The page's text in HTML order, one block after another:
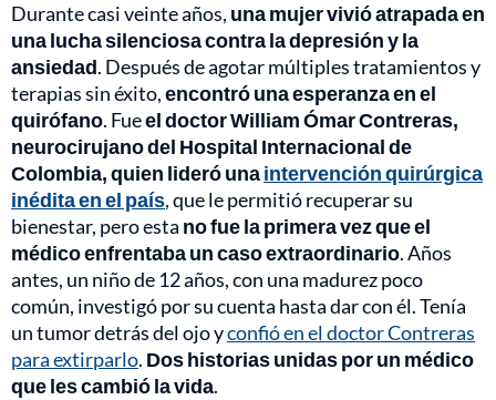
Durante casi veinte años, una mujer vivió atrapada en
una lucha silenciosa contra la depresión y la
ansiedad. Después de agotar múltiples tratamientos y
terapias sin éxito,encontró una esperanza en el
quirófano. Fueel doctor William Ómar Contreras,
neurocirujano del Hospital Internacional de
Colombia, quien lideró unaintervención quirúrgica
inédita en el país, que le permitió recuperar su
bienestar, pero esta no fue la primera vez que el
médico enfrentaba un caso extraordinario. Años
antes, un niño de 12 años, con una madurez poco
común, investigó por su cuenta hasta dar con él. Tenía
un tumor detrás del ojo yconfió en el doctor Contreras
para extirparlo. Dos historias unidas por un médico
que les cambió la vida.